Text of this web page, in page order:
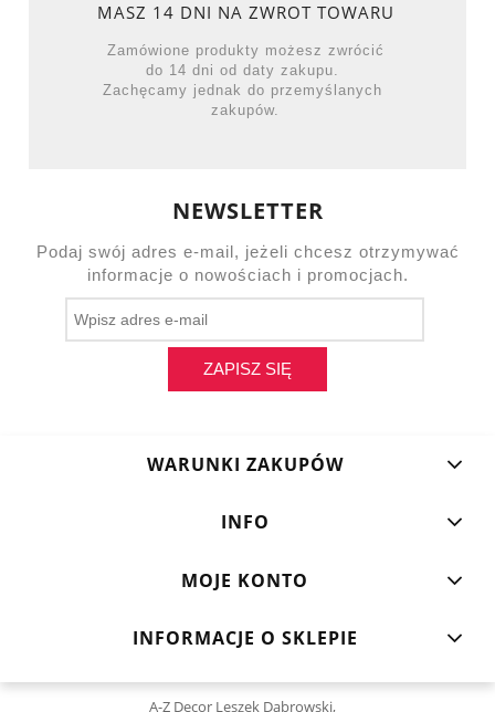
MASZ 14 DNI NA ZWROT TOWARU
Zamówione produkty możesz zwrócić
do 14 dni od daty zakupu.
Zachęcamy jednak do przemyślanych
zakupów.
NEWSLETTER
Podaj swój adres e-mail, jeżeli chcesz otrzymywać
informacje o nowościach i promocjach.
ZAPISZ SIĘ
WARUNKI ZAKUPÓW
INFO
MOJE KONTO
INFORMACJE O SKLEPIE
A-Z Decor Leszek Dąbrowski,